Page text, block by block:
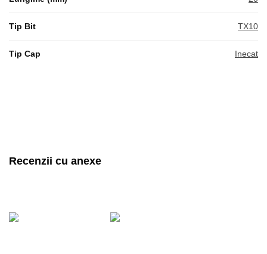
Tip Bit TX10
Tip Cap Inecat
Recenzii cu anexe